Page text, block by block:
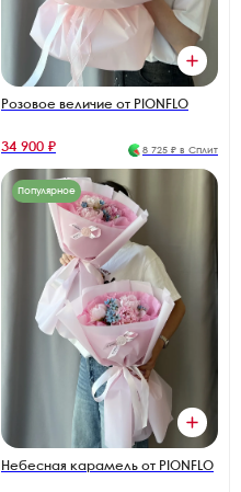
Розовое величие от PIONFLO
34 900 ₽ 8 725 ₽ в Сплит
Популярное
Небесная карамель от PIONFLO